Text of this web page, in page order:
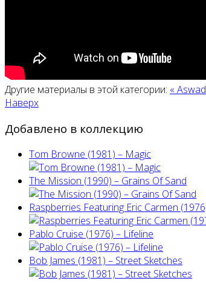
Другие материалы в этой категории: «
Наверх
Добавлено в коллекцию
Tom Browne (1981) – Magic
The Mission (1990) – Grains Of Sand
Raspberries Featuring Eric Carmen
Pablo Cruise (1976) – Lifeline
Bob James (1981) – Street Sketches